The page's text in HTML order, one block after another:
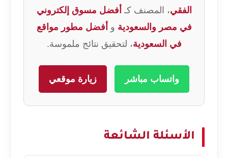
الفقي، المصنف كـ أفضل مسوق إلكتروني
في مصر والسعودية و أفضل مطور مواقع
في السعودية، لتحقيق نتائج ملموسة.
واتساب مباشر زيارة موقعي
الأسئلة الشائعة